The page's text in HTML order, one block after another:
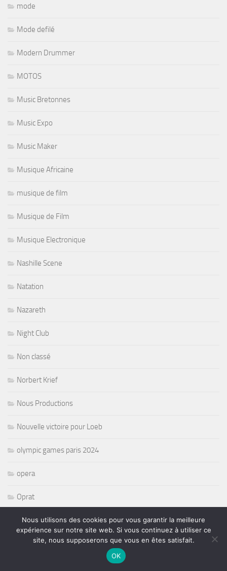
mode
Mode defilé
Modern Drummer
MOTOS
Music Bretonnes
Music Expo
Music Maker
Musique Africaine
musique de film
Musique de Film
Musique Electronique
Nashille Scene
Natation
Nazareth
Night Club
Non classé
Norbert Krief
Nous Productions
Nouvelle victoire pour Loeb
olympic games paris 2024
opera
Oprat
Organisateurs de concerts
paralympique
Nous utilisons des cookies pour vous garantir la meilleure
expérience sur notre site web. Si vous continuez à utiliser ce
site, nous supposerons que vous en êtes satisfait.
OK